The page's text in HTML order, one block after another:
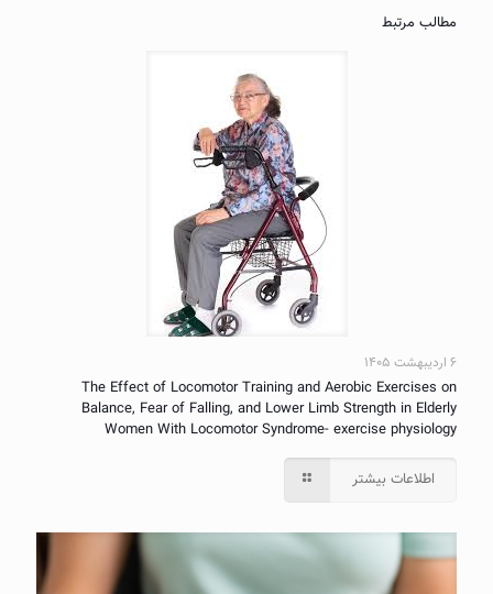
مطالب مرتبط
۶ اردیبهشت ۱۴۰۵
The Effect of Locomotor Training and Aerobic Exercises on
Balance, Fear of Falling, and Lower Limb Strength in Elderly
Women With Locomotor Syndrome- exercise physiology
اطلاعات بیشتر